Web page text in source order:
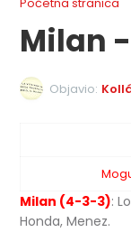
Milan
Objavio:
Milan (4-3-3):
Honda, Menez.